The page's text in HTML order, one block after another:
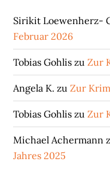
Sirikit Loewenherz-
Februar 2026
Tobias Gohlis zuZur
Angela K. zuZur
Tobias Gohlis zuZur
Michael Achermann
Jahres 2025